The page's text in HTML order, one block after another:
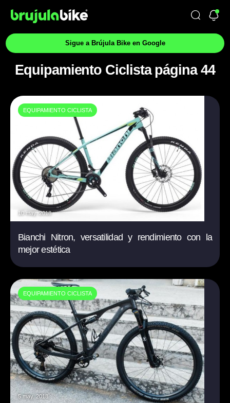
Sigue a Brújula Bike en Google
Equipamiento Ciclista página 44
EQUIPAMIENTO CICLISTA
10 may. 2018
Bianchi Nitron, versatilidad y rendimiento con la
mejor estética
EQUIPAMIENTO CICLISTA
5 may. 2018